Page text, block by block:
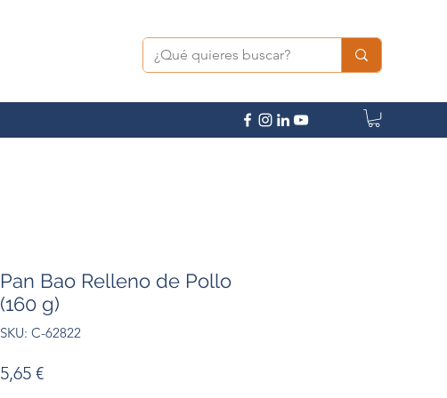
Pan Bao Relleno de Pollo
(160 g)
SKU: C-62822
5,65 €Precio